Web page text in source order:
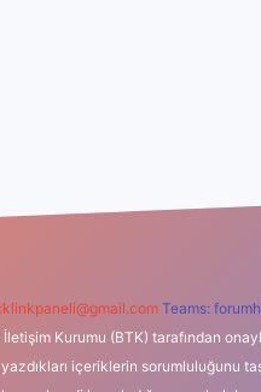
Teams:
Kurumu (BTK) tarafından
içeriklerin sorumluluğunu